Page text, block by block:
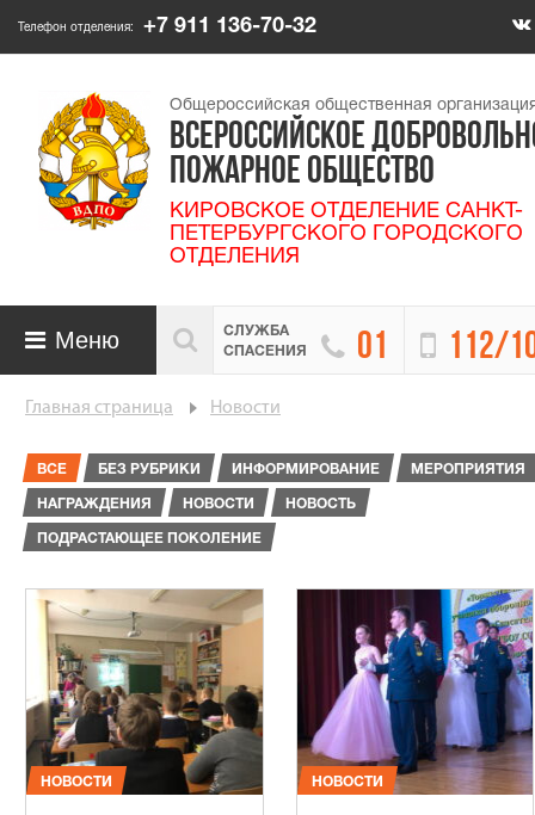
Телефон отделения: +7 911 136-70-32
Общероссийская общественная
ВСЕРОССИЙСКОЕ
ПОЖАРНОЕ ОБЩЕСТВО
КИРОВСКОЕ ОТДЕЛЕНИЕ САНКТ-
ПЕТЕРБУРГСКОГО ГОРОДСКОГО
ОТДЕЛЕНИЯ

СЛУЖБА
СПАСЕНИЯ
 01  112/
 Меню
Главная страница Новости
ВСЕ БЕЗ РУБРИКИ ИНФОРМИРОВАНИЕ МЕРОПРИЯТИЯ
НАГРАЖДЕНИЯ НОВОСТИ НОВОСТЬ
ПОДРАСТАЮЩЕЕ ПОКОЛЕНИЕ
НОВОСТИ НОВОСТИ